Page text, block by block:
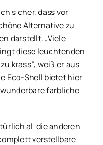
sicher, dass vor
Alternative zu
darstellt. „Viele
diese leuchtenden
krass“, weiß er aus
Eco-Shell bietet hier
wunderbare farbliche
all die anderen
verstellbare